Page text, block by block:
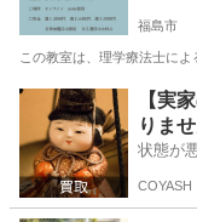
福島市
この教室は、理学療法士に
福島 福島市 ヨガ
【実
りま
状態が
COYASH